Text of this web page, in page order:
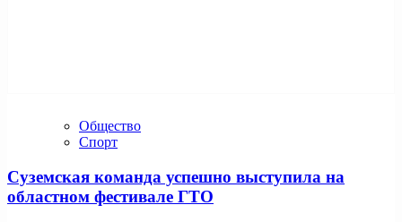
Общество
Спорт
Суземская команда успешно выступила на
областном фестивале ГТО